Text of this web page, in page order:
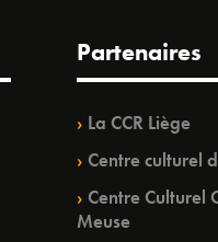
Partenaires
La CCR Liège
Centre culturel
Centre Culturel
Meuse